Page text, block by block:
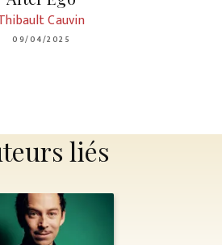
Cauvin
09/04/2025
liés